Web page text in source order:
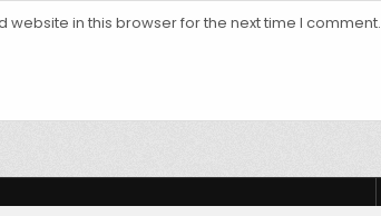
website in this browser for the next time I comment.